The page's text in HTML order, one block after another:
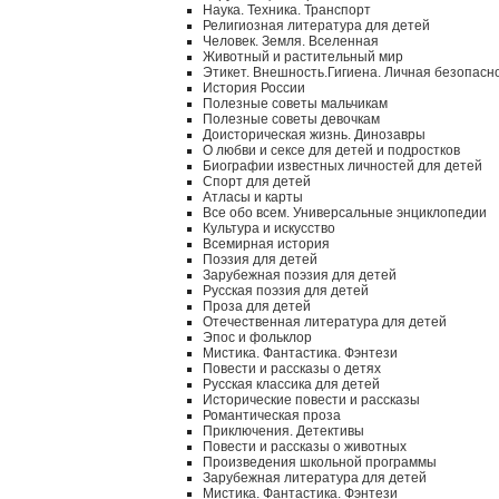
Наука. Техника. Транспорт
Религиозная литература для детей
Человек. Земля. Вселенная
Животный и растительный мир
Этикет. Внешность.Гигиена. Личная
История России
Полезные советы мальчикам
Полезные советы девочкам
Доисторическая жизнь. Динозавры
О любви и сексе для детей и подростков
Биографии известных личностей для детей
Спорт для детей
Атласы и карты
Все обо всем. Универсальные энциклопедии
Культура и искусство
Всемирная история
Поэзия для детей
Зарубежная поэзия для детей
Русская поэзия для детей
Проза для детей
Отечественная литература для детей
Эпос и фольклор
Мистика. Фантастика. Фэнтези
Повести и рассказы о детях
Русская классика для детей
Исторические повести и рассказы
Романтическая проза
Приключения. Детективы
Повести и рассказы о животных
Произведения школьной программы
Зарубежная литература для детей
Мистика. Фантастика. Фэнтези